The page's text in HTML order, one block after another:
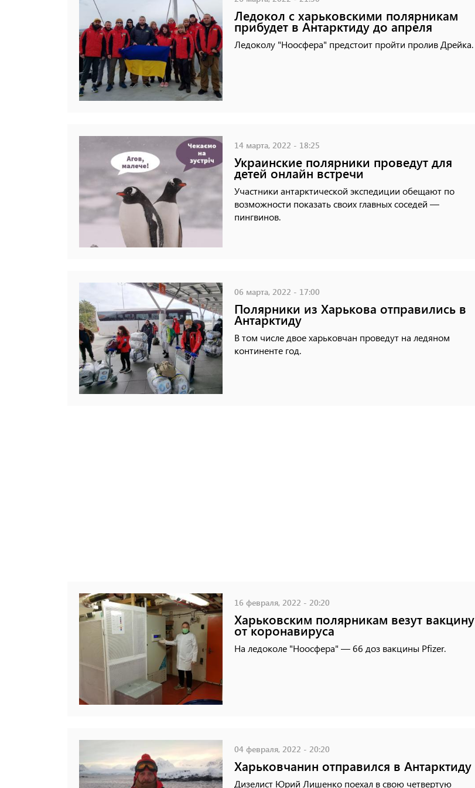
Ледокол с харьковскими полярникам
прибудет в Антарктиду до апреля
Ледоколу "Ноосфера" предстоит пройти пролив Дрейка.
14 марта, 2022 - 18:25
Украинские полярники проведут для
детей онлайн встречи
Участники антарктической экспедиции обещают по
возможности показать своих главных соседей —
пингвинов.
06 марта, 2022 - 17:00
Полярники из Харькова отправились в
Антарктиду
В том числе двое харьковчан проведут на ледяном
континенте год.
16 февраля, 2022 - 20:20
Харьковским полярникам везут вакцину
от коронавируса
На ледоколе "Ноосфера" — 66 доз вакцины Pfizer.
04 февраля, 2022 - 20:20
Харьковчанин отправился в Антарктиду
Дизелист Юрий Лишенко поехал в свою четвертую